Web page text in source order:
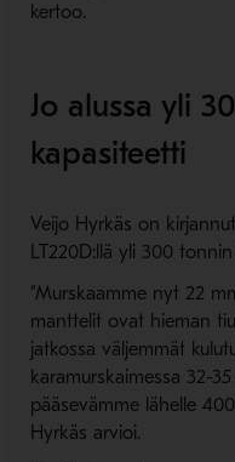
kertoo.
Jo alussa yli
kapasiteetti
Veijo Hyrkäs on
LT220D:llä yli 300
”Murskaamme nyt 22
manttelit ovat hieman
jatkossa väljemmät
karamurskaimessa 32-
pääsevämme lähelle
Hyrkäs arvioi.